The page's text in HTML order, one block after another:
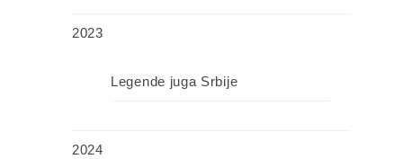
2023
Legende juga Srbije
2024